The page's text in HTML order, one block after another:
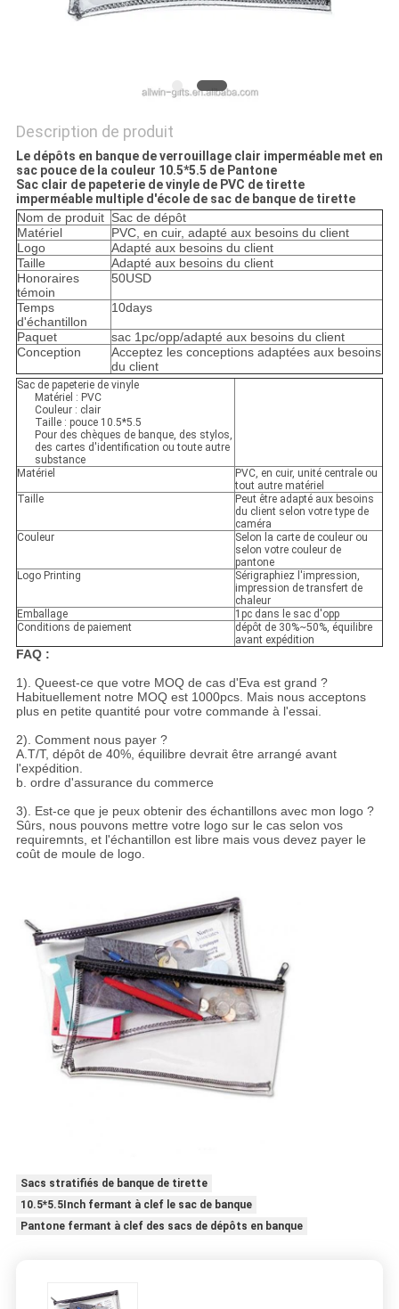
Description de produit
Le dépôts en banque de verrouillage clair imperméable met en
sac pouce de la couleur 10.5*5.5 de Pantone
Sac clair de papeterie de vinyle de PVC de tirette
imperméable multiple d'école de sac de banque de tirette
Nom de produit Sac de dépôt
Matériel
PVC, en cuir, adapté aux besoins du client
Logo
Adapté aux besoins du client
Taille
Adapté aux besoins du client
Honoraires
témoin
50USD
Temps
d'échantillon
10days
Paquet
sac 1pc/opp/adapté aux besoins du client
Conception
Acceptez les conceptions adaptées aux besoins
du client
Sac de papeterie de vinyle
Matériel : PVC
Couleur : clair
Taille : pouce 10.5*5.5
Pour des chèques de banque, des stylos,
des cartes d'identification ou toute autre
substance
Matériel
PVC, en cuir, unité centrale ou
tout autre matériel
Taille
Peut être adapté aux besoins
du client selon votre type de
caméra
Couleur
Selon la carte de couleur ou
selon votre couleur de
pantone
Logo Printing
Sérigraphiez l'impression,
impression de transfert de
chaleur
Emballage
1pc dans le sac d'opp
Conditions de paiement
dépôt de 30%~50%, équilibre
avant expédition
FAQ :
1). Queest-ce que votre MOQ de cas d'Eva est grand ?
Habituellement notre MOQ est 1000pcs. Mais nous acceptons
plus en petite quantité pour votre commande à l'essai.
2). Comment nous payer ?
A.T/T, dépôt de 40%, équilibre devrait être arrangé avant
l'expédition.
b. ordre d'assurance du commerce
3). Est-ce que je peux obtenir des échantillons avec mon logo ?
Sûrs, nous pouvons mettre votre logo sur le cas selon vos
requiremnts, et l'échantillon est libre mais vous devez payer le
coût de moule de logo.
Sacs stratifiés de banque de tirette
10.5*5.5Inch fermant à clef le sac de banque
Pantone fermant à clef des sacs de dépôts en banque